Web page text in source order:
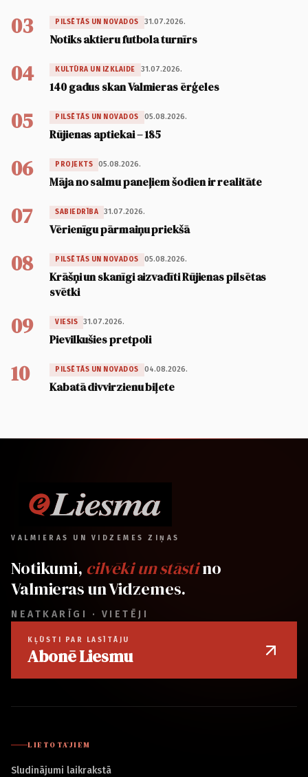
03 PILSĒTĀS UN NOVADOS 31.07.2026.
Notiks aktieru futbola turnīrs
04 KULTŪRA UN IZKLAIDE 31.07.2026.
140 gadus skan Valmieras ērģeles
05 PILSĒTĀS UN NOVADOS 05.08.2026.
Rūjienas aptiekai – 185
06 PROJEKTS 05.08.2026.
Māja no salmu paneļiem šodien ir realitāte
07 SABIEDRĪBA 31.07.2026.
Vērienīgu pārmaiņu priekšā
08 PILSĒTĀS UN NOVADOS 05.08.2026.
Krāšņi un skanīgi aizvadīti Rūjienas pilsētas
svētki
09 VIESIS 31.07.2026.
Pievilkušies pretpoli
10 PILSĒTĀS UN NOVADOS 04.08.2026.
Kabatā divvirzienu biļete
VALMIERAS UN VIDZEMES ZIŅAS
Notikumi, cilvēki un stāstino
Valmieras un Vidzemes.
NEATKARĪGI · VIETĒJI
KĻŪSTI PAR LASĪTĀJU
Abonē Liesmu
LIETOTĀJIEM
Sludinājumi laikrakstā